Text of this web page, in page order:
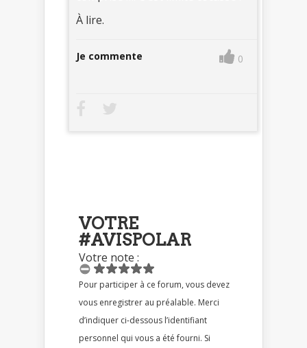
À lire.
Je commente 0
VOTRE
#AVISPOLAR
Votre note :
Pour participer à ce forum, vous devez
vous enregistrer au préalable. Merci
d’indiquer ci-dessous l’identifiant
personnel qui vous a été fourni. Si